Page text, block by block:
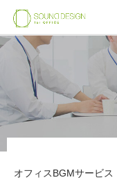
オフィスBGMサービ